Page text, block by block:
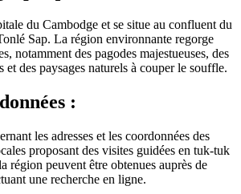
du Cambodge et se situe au confluent du
Sap. La région environnante regorge
notamment des pagodes majestueuses, des
et des paysages naturels à couper le souffle.
:
les adresses et les coordonnées des
proposant des visites guidées en tuk-tuk
région peuvent être obtenues auprès de
une recherche en ligne.